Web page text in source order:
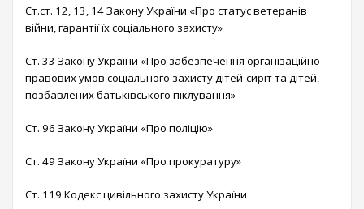
Ст.ст. 12, 13, 14 Закону України «Про статус ветеранів
війни, гарантії їх соціального захисту»
Ст. 33 Закону України «Про забезпечення організаційно-
правових умов соціального захисту дітей-сиріт та дітей,
позбавлених батьківського піклування»
Ст. 96 Закону України «Про поліцію»
Ст. 49 Закону України «Про прокуратуру»
Ст. 119 Кодекс цивільного захисту України